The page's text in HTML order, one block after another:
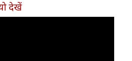
इथेनॉल मिलाने की कोई योजना नहीं
है।
देखें